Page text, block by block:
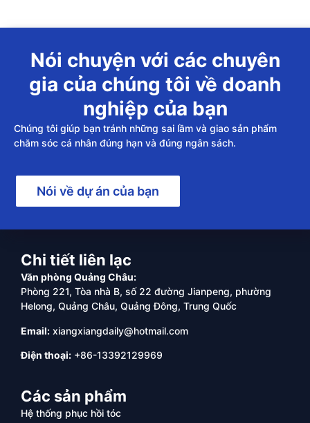
Nói chuyện với các chuyên
gia của chúng tôi về doanh
nghiệp của bạn
Chúng tôi giúp bạn tránh những sai lầm và giao sản phẩm
chăm sóc cá nhân đúng hạn và đúng ngân sách.
Nói về dự án của bạn
Chi tiết liên lạc
Văn phòng Quảng Châu:
Phòng 221, Tòa nhà B, số 22 đường Jianpeng, phường
Helong, Quảng Châu, Quảng Đông, Trung Quốc
Email: xiangxiangdaily@hotmail.com
Điện thoại: +86-13392129969
Các sản phẩm
Hệ thống phục hồi tóc